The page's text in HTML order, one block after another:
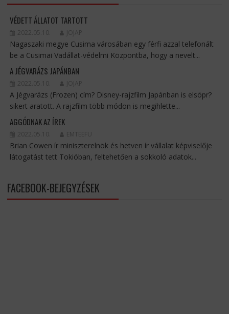
VÉDETT ÁLLATOT TARTOTT
2022.05.10. JOJAP
Nagaszaki megye Cusima városában egy férfi azzal telefonált
be a Cusimai Vadállat-védelmi Központba, hogy a nevelt...
A JÉGVARÁZS JAPÁNBAN
2022.05.10. JOJAP
A Jégvarázs (Frozen) cím? Disney-rajzfilm Japánban is elsöpr?
sikert aratott. A rajzfilm több módon is megihlette...
AGGÓDNAK AZ ÍREK
2022.05.10. EMTEEFU
Brian Cowen ír miniszterelnök és hetven ír vállalat képviselője
látogatást tett Tokióban, feltehetően a sokkoló adatok...
FACEBOOK-BEJEGYZÉSEK